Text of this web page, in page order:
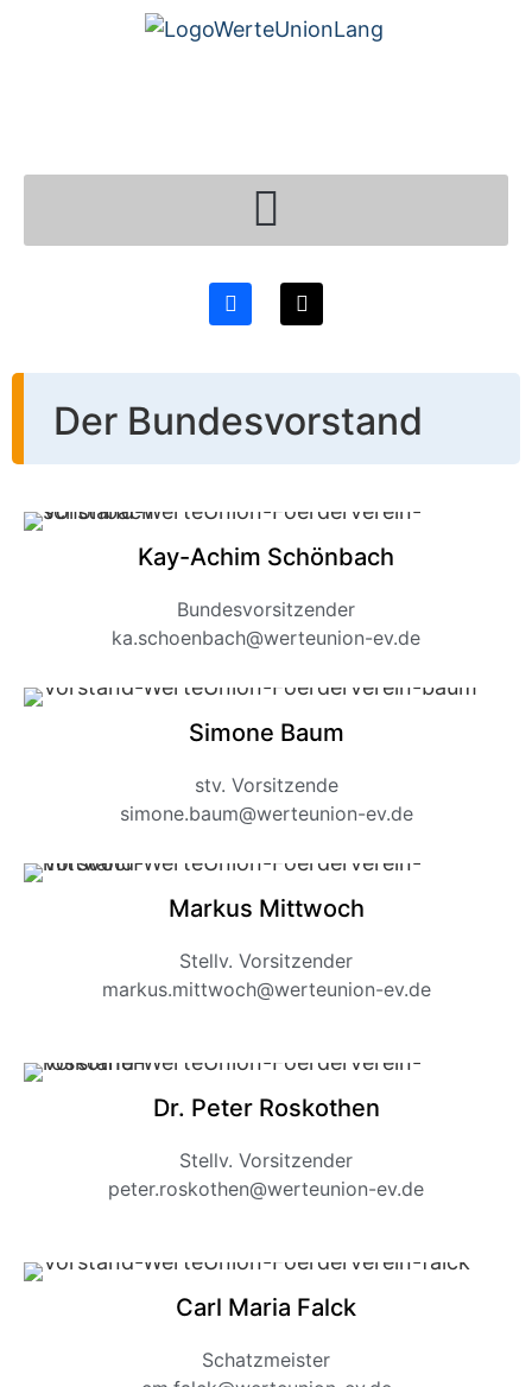
Der Bundesvorstand
Kay-Achim Schönbach
Bundesvorsitzender
ka.schoenbach@werteunion-ev.de
Simone Baum
stv. Vorsitzende
simone.baum@werteunion-ev.de
Markus Mittwoch
Stellv. Vorsitzender
markus.mittwoch@werteunion-ev.de
Dr. Peter Roskothen
Stellv. Vorsitzender
peter.roskothen@werteunion-ev.de
Carl Maria Falck
Schatzmeister